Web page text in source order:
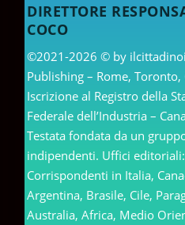
DIRETTORE
COCO
©2021-2026 © by
Publishing – Rome,
Iscrizione al Registro della
Federale dell’Industria –
Testata fondata da un
indipendenti. Uffici
Corrispondenti in Italia,
Argentina, Brasile, Cile,
Australia, Africa, Medio